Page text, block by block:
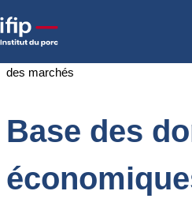
Accueil
Base des
élevages de porcs et data des
Base des